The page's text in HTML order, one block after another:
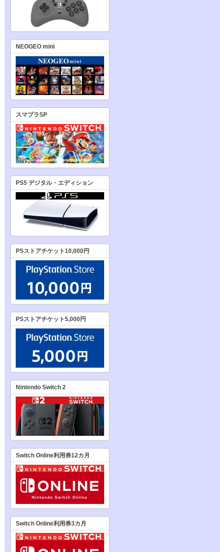
NEOGEO mini
スマブラSP
PS5 デジタル・エディション
PSストアチケット10,000円
PSストアチケット5,000円
Nintendo Switch 2
Switch Online利用券12カ月
Switch Online利用券3カ月